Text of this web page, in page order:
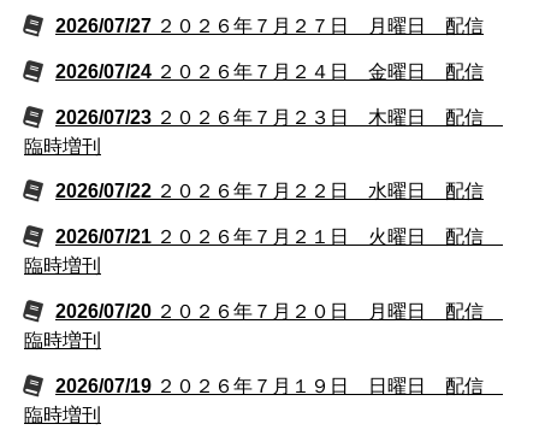
2026/07/27 ２０２６年７月２７日 月曜日 配信
2026/07/24 ２０２６年７月２４日 金曜日 配信
2026/07/23 ２０２６年７月２３日 木曜日 配信
臨時増刊
2026/07/22 ２０２６年７月２２日 水曜日 配信
2026/07/21 ２０２６年７月２１日 火曜日 配信
臨時増刊
2026/07/20 ２０２６年７月２０日 月曜日 配信
臨時増刊
2026/07/19 ２０２６年７月１９日 日曜日 配信
臨時増刊